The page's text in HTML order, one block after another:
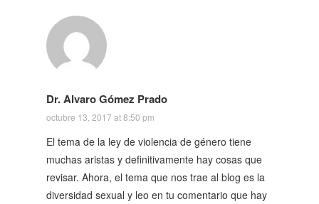
Dr. Alvaro Gómez Prado
octubre 13, 2017 at 8:50 pm
El tema de la ley de violencia de género tiene
muchas aristas y definitivamente hay cosas que
revisar. Ahora, el tema que nos trae al blog es la
diversidad sexual y leo en tu comentario que hay